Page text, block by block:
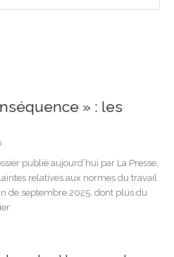
» : les
publié aujourd’hui par La Presse,
relatives aux normes du travail
de septembre 2025, dont plus du